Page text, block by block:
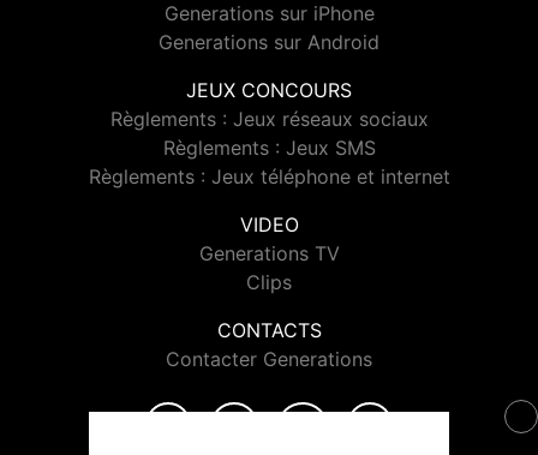
Generations sur iPhone
Generations sur Android
JEUX CONCOURS
Règlements : Jeux réseaux sociaux
Règlements : Jeux SMS
Règlements : Jeux téléphone et internet
VIDEO
Generations TV
Clips
CONTACTS
Contacter Generations